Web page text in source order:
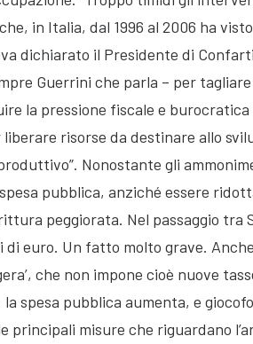
in Italia, dal 1996 al 2006 ha
dichiarato il Presidente di
Guerrini che parla – per
la pressione fiscale e
risorse da destinare allo
Nonostante gli
pubblica, anziché essere
peggiorata. Nel passaggio tra
euro. Un fatto molto grave.
che non impone cioè nuove
spesa pubblica aumenta, e
principali misure che riguardano